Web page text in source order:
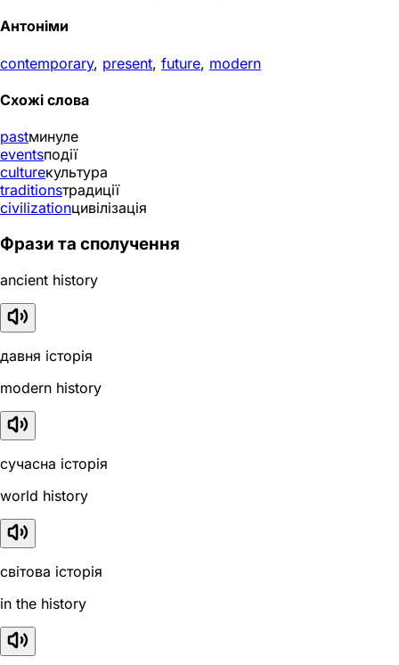
Антоніми
contemporary, present, future, modern
Схожі слова
pastминуле
eventsподії
cultureкультура
traditionsтрадиції
civilizationцивілізація
Фрази та сполучення
ancient history
давня історія
modern history
сучасна історія
world history
світова історія
in the history